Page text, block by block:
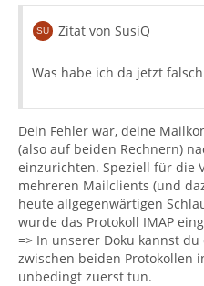
Zitat von SusiQ
Was habe ich da jetzt
Dein Fehler war, deine
(also auf beiden Rechnern)
einzurichten. Speziell für die
mehreren Mailclients (und
heute allgegenwärtigen
wurde das Protokoll IMAP
=> In unserer Doku kannst
zwischen beiden Protokollen
unbedingt zuerst tun.